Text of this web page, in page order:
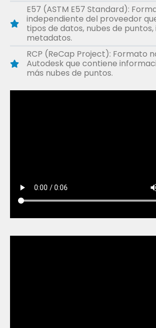
E57 (ASTM E57 Standard):
independiente del proveedor
tipos de datos, nubes de
metadatos.
RCP (ReCap Project): Formato
Autodesk que contiene
más nubes de puntos.